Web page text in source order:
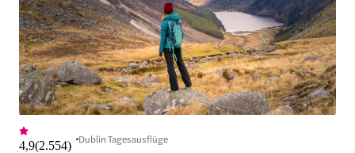
4,9(2.554) Dublin Tagesausflüge